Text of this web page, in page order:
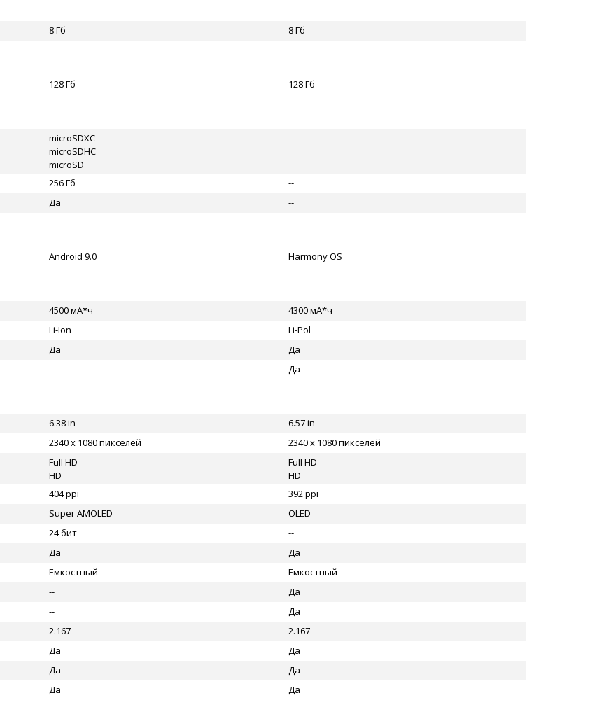
8 Гб 8 Гб
128 Гб 128 Гб
microSDXC
microSDHC
microSD
--
256 Гб
--
Да --
Android 9.0 Harmony OS
4500 мА*ч
4300 мА*ч
Li-Ion
Li-Pol
Да
Да
-- Да
6.38 in
6.57 in
2340 x 1080 пикселей
2340 x 1080 пикселей
Full HD
HD
Full HD
HD
404 ppi
392 ppi
Super AMOLED
OLED
24 бит
--
Да
Да
Емкостный
Емкостный
--
Да
--
Да
2.167
2.167
Да
Да
Да
Да
Да Да